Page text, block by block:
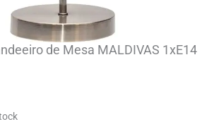
de Mesa MALDIVAS 1xE14